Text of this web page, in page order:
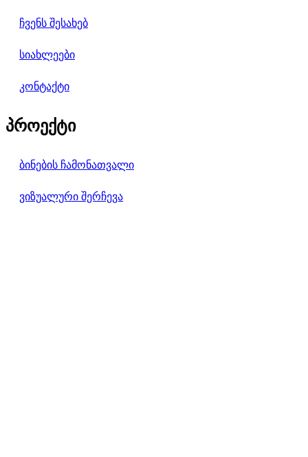
ჩვენს შესახებ
სიახლეები
კონტაქტი
პროექტი
ბინების ჩამონათვალი
ვიზუალური შერჩევა